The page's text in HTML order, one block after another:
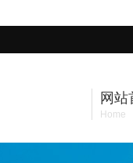
网站
Home